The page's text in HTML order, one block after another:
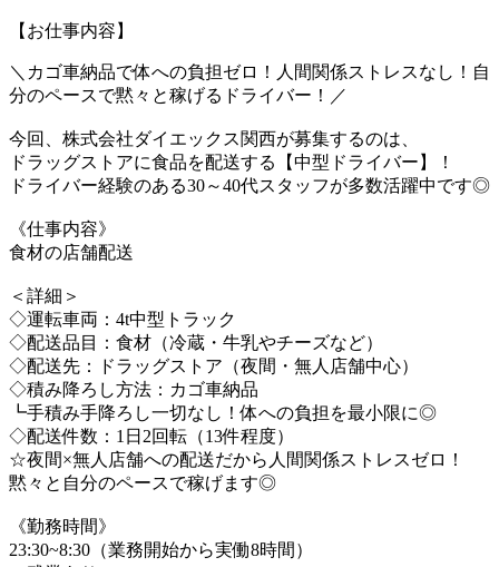
【お仕事内容】
＼カゴ車納品で体への負担ゼロ！人間関係ストレスなし！自
分のペースで黙々と稼げるドライバー！／
今回、株式会社ダイエックス関西が募集するのは、
ドラッグストアに食品を配送する【中型ドライバー】！
ドライバー経験のある30～40代スタッフが多数活躍中です◎
《仕事内容》
食材の店舗配送
＜詳細＞
◇運転車両：4t中型トラック
◇配送品目：食材（冷蔵・牛乳やチーズなど）
◇配送先：ドラッグストア（夜間・無人店舗中心）
◇積み降ろし方法：カゴ車納品
┗手積み手降ろし一切なし！体への負担を最小限に◎
◇配送件数：1日2回転（13件程度）
☆夜間×無人店舗への配送だから人間関係ストレスゼロ！
黙々と自分のペースで稼げます◎
《勤務時間》
23:30~8:30（業務開始から実働8時間）